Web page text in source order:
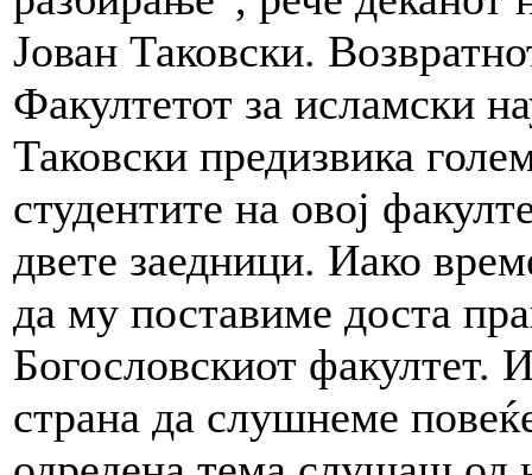
Јован Таковски.
Факултетот за исламски
Таковски предизвика
студентите на овој
двете заедници. Иако
да му поставиме доста
Богословскиот
страна да слушнеме